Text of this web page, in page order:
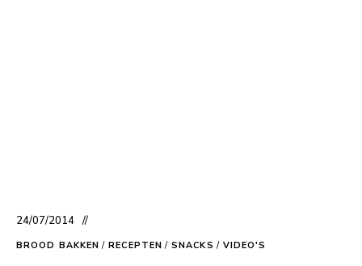
24/07/2014
BROOD BAKKEN / RECEPTEN / SNACKS / VIDEO'S